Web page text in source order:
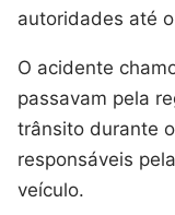
autoridades até
O acidente
passavam pela
trânsito durante
responsáveis
veículo.